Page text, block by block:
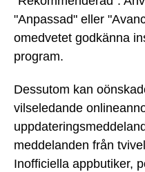
"Anpassad" eller
omedvetet godkänna
program.
Dessutom kan
vilseledande
meddelanden från
Inofficiella appbutiker,